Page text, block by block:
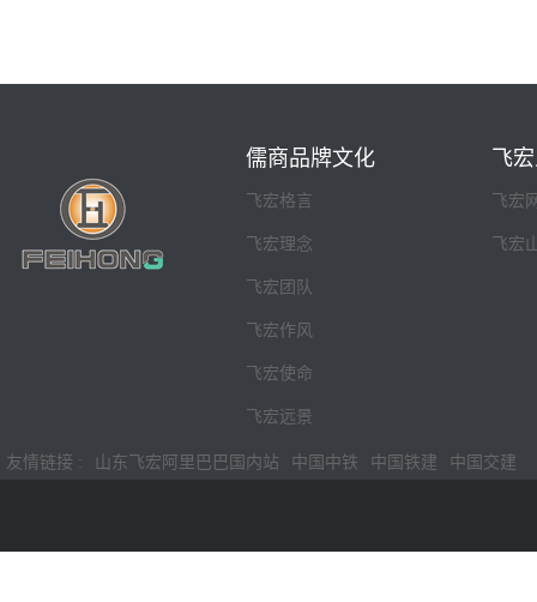
儒商品牌文化
飞宏格言
飞宏理念
飞宏团队
飞宏作风
飞宏使命
飞宏远景
飞
飞宏
飞宏
友情链接 : 山东飞宏阿里巴巴国内站 中国中铁 中国铁建 中国交建